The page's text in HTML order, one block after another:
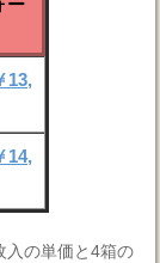
13,
14,
の単価と4箱の